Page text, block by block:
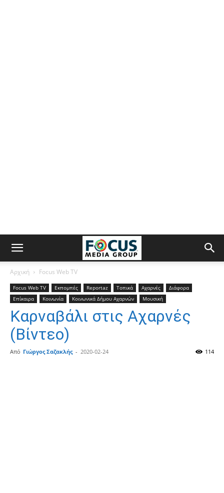
Αρχική Focus Web TV
Focus Web TV Εκπομπές Reportaz Τοπικά Αχαρνές
Διάφορα
Επίκαιρα
Κοινωνία Κοινωνικά Δήμου Αχαρνών Μουσική
Καρναβάλι στις Αχαρνές
(Βίντεο)
Από Γιώργος Σαζακλής - 2020-02-24 114